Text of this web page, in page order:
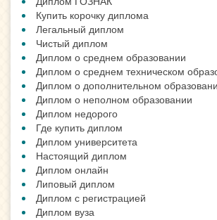
Купить корочку диплома
Легальный диплом
Чистый диплом
Диплом о среднем образовании
Диплом о среднем техническом
Диплом о дополнительном
Диплом о неполном образовании
Диплом недорого
Где купить диплом
Диплом университета
Настоящий диплом
Диплом онлайн
Липовый диплом
Диплом с регистрацией
Диплом вуза